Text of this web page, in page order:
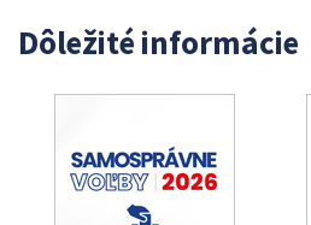
Dôležité informácie